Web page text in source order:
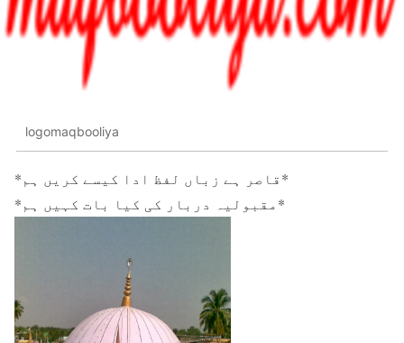
logomaqbooliya
*قاصر ہے زباں لفظ ادا کیسے کریں ہم*
*مقبولیہ دربار کی کیا بات کہیں ہم*